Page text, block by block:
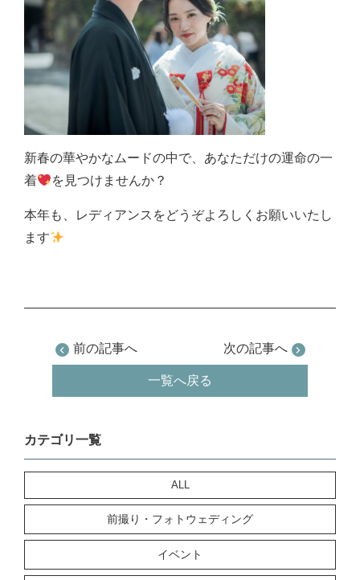
新春の華やかなムードの中で、あなただけの運命の一
着
を見つけませんか？
本年も、レディアンスをどうぞよろしくお願いいたし
ます
前の記事へ 次の記事へ
一覧へ戻る
カテゴリ一覧
ALL
前撮り・フォトウェディング
イベント